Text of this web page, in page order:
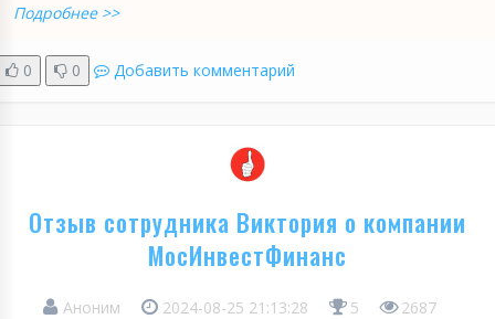
Подробнее >>
0 0 Добавить комментарий
Отзыв сотрудника Виктория о компании
МосИнвестФинанс
Аноним 2024-08-25 21:13:28 5 2687